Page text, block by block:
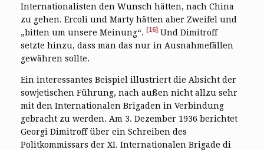
Internationalisten den Wunsch hätten, nach China
zu gehen. Ercoli und Marty hätten aber Zweifel und
„bitten um unsere Meinung“. [16] Und Dimitroff
setzte hinzu, dass man das nur in Ausnahmefällen
gewähren sollte.
Ein interessantes Beispiel illustriert die Absicht der
sowjetischen Führung, nach außen nicht allzu sehr
mit den Internationalen Brigaden in Verbindung
gebracht zu werden. Am 3. Dezember 1936 berichtet
Georgi Dimitroff über ein Schreiben des
Politkommissars der XI. Internationalen Brigade di